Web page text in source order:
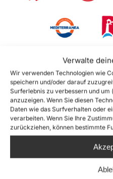
Verwalte
Wir verwenden Technologien wie
speichern und/oder darauf
Surferlebnis zu verbessern und
anzuzeigen. Wenn Sie diesen
Daten wie das Surfverhalten oder
verarbeiten. Wenn Sie Ihre
zurückziehen, können bestimmte
Soccorso in mare:
Lamorgese – Nota
Non categorizzato By
28 Maggio 2021
“Chiediamo azioni
della vita umana in
Questo pomeriggio le
impegnate in azioni di